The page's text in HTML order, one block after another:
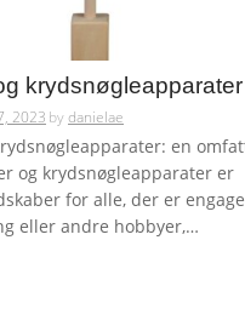
krydsnøgleapparater
2023 bydanielae
en
og krydsnøgleapparater er
for alle, der er
eller andre hobbyer,…